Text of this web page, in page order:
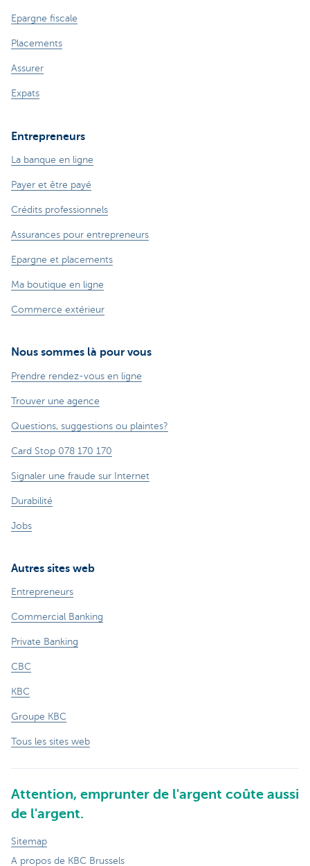
Epargne fiscale
Placements
Assurer
Expats
Entrepreneurs
La banque en ligne
Payer et être payé
Crédits professionnels
Assurances pour entrepreneurs
Epargne et placements
Ma boutique en ligne
Commerce extérieur
Nous sommes là pour vous
Prendre rendez-vous en ligne
Trouver une agence
Questions, suggestions ou plaintes?
Card Stop 078 170 170
Signaler une fraude sur Internet
Durabilité
Jobs
Autres sites web
Entrepreneurs
Commercial Banking
Private Banking
CBC
KBC
Groupe KBC
Tous les sites web
Attention, emprunter de l'argent coûte aussi
de l'argent.
Sitemap
A propos de KBC Brussels